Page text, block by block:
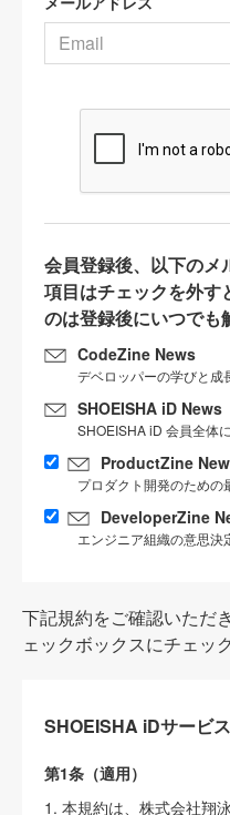
会員登録後、以下のメ
項目はチェックを外す
のは登録後にいつでも
CodeZine News
デベロッパーの学びと成
SHOEISHA iD News
SHOEISHA iD 会員全体
ProductZine
プロダクト開発のための
DeveloperZine
エンジニア組織の意思決
下記規約をご確認いただ
ェックボックスにチェッ
SHOEISHA iDサービ
第1条（適用）
1. 本規約は、株式会社翔